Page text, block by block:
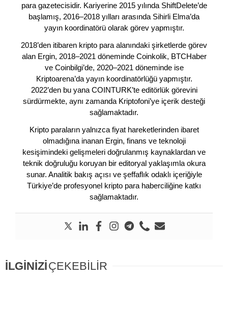
para gazetecisidir. Kariyerine 2015 yılında ShiftDelete’de
başlamış, 2016–2018 yılları arasında Sihirli Elma’da
yayın koordinatörü olarak görev yapmıştır.
2018’den itibaren kripto para alanındaki şirketlerde görev
alan Ergin, 2018–2021 döneminde Coinkolik, BTCHaber
ve Coinbilgi’de, 2020–2021 döneminde ise
Kriptoarena’da yayın koordinatörlüğü yapmıştır.
2022’den bu yana COINTURK’te editörlük görevini
sürdürmekte, aynı zamanda Kriptofoni’ye içerik desteği
sağlamaktadır.
Kripto paraların yalnızca fiyat hareketlerinden ibaret
olmadığına inanan Ergin, finans ve teknoloji
kesişimindeki gelişmeleri doğrulanmış kaynaklardan ve
teknik doğruluğu koruyan bir editoryal yaklaşımla okura
sunar. Analitik bakış açısı ve şeffaflık odaklı içeriğiyle
Türkiye’de profesyonel kripto para haberciliğine katkı
sağlamaktadır.
İLGİNİZİÇEKEBİLİR